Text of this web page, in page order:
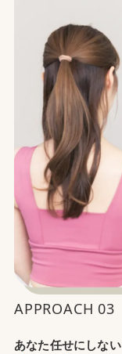
APPROACH 03
あなた任せにしない